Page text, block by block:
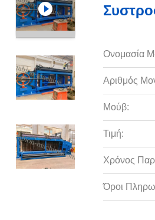
Ονομασία
Αριθμός
Μούβ:
Τιμή:
Χρόνος
Όροι